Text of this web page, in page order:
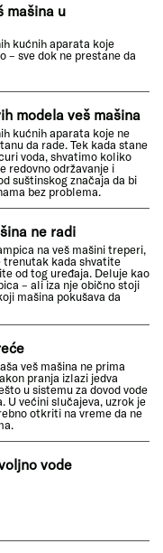
mašina u
kućnih aparata koje
– sve dok ne prestane da
modela veš mašina
kućnih aparata koje ne
da rade. Tek kada stane
voda, shvatimo koliko
redovno održavanje i
suštinskog značaja da bi
bez problema.
ne radi
na veš mašini treperi,
trenutak kada shvatite
od tog uređaja. Deluje kao
– ali iza nje obično stoji
mašina pokušava da
veš mašina ne prima
pranja izlazi jedva
u sistemu za dovod vode
U većini slučajeva, uzrok je
otkriti na vreme da ne
vode